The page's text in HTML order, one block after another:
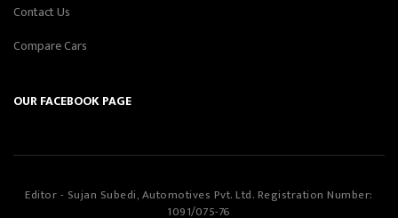
Contact Us
Compare Cars
OUR FACEBOOK PAGE
Editor - Sujan Subedi, Automotives Pvt. Ltd. Registration Number:
1091/075-76